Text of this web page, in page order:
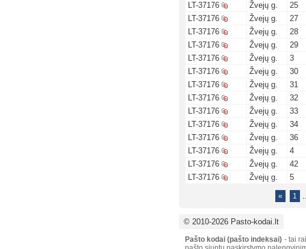
LT-37176
Žvejų g. 25
LT-37176
Žvejų g. 27
LT-37176
Žvejų g. 28
LT-37176
Žvejų g. 29
LT-37176
Žvejų g. 3
LT-37176
Žvejų g. 30
LT-37176
Žvejų g. 31
LT-37176
Žvejų g. 32
LT-37176
Žvejų g. 33
LT-37176
Žvejų g. 34
LT-37176
Žvejų g. 36
LT-37176
Žvejų g. 4
LT-37176
Žvejų g. 42
LT-37176
Žvejų g. 5
« 1
© 2010-2026 Pasto-kodai.lt
Pašto kodai (pašto indeksai) - tai